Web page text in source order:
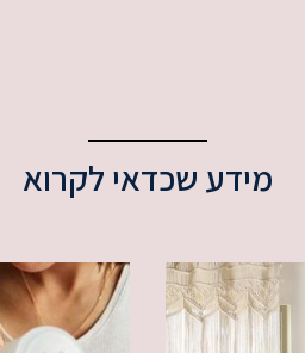
מידע שכדאי לקרוא